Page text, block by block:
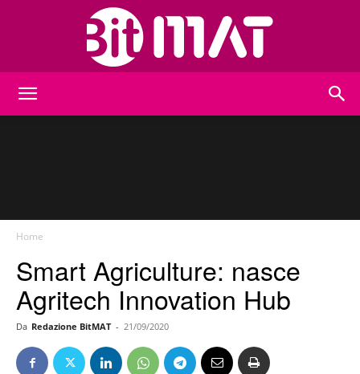
Home
Smart Agriculture: nasce
Agritech Innovation Hub
Da Redazione BitMAT - 21/09/2020